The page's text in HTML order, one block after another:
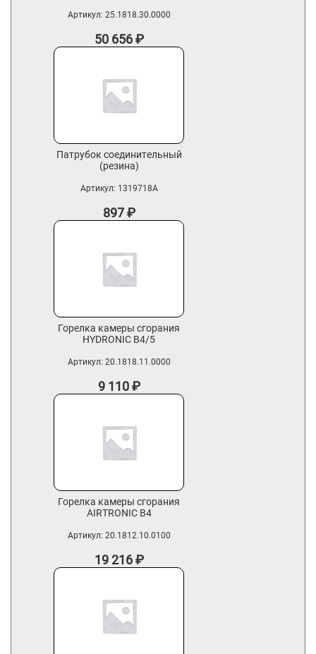
Артикул: 25.1818.30.0000
50 656₽
Патрубок соединительный
(резина)
Артикул: 1319718A
897₽
Горелка камеры сгорания
HYDRONIC В4/5
Артикул: 20.1818.11.0000
9 110₽
Горелка камеры сгорания
AIRTRONIC B4
Артикул: 20.1812.10.0100
19 216₽